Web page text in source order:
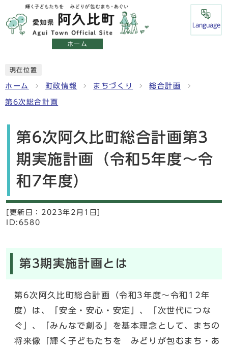
ホーム
Language
現在位置
ホーム 町政情報 まちづくり 総合計画
第6次総合計画
第6次阿久比町総合計画第3
期実施計画（令和5年度～令
和7年度）
[更新日： 2023年2月1日]
ID:6580
第3期実施計画とは
第6次阿久比町総合計画（令和3年度～令和12年
度）は、「安全・安心・安定」、「次世代につな
ぐ」、「みんなで創る」を基本理念として、まちの
将来像「輝く子どもたちを みどりが包むまち・あ